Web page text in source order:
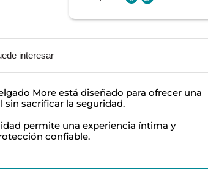
interesar
More está diseñado para ofrecer una
sin sacrificar la seguridad.
permite una experiencia íntima y
confiable.